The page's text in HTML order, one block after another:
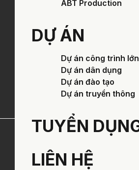
ABT Production
DỰ ÁN
Dự án công trình lớn
Dự án dân dụng
Dự án đào tạo
Dự án truyền thông
TUYỂN
LIÊN HỆ
ĐĂNG KÝ
Your dream
a new home, a
Họ và tên
Email